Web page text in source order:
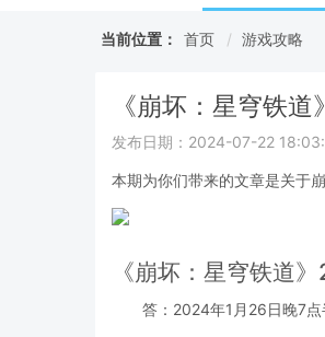
当前位置： 首页 游戏攻略
《崩坏：星穹铁
发布日期：2024-07-22
本期为你们带来的文章是关于
《崩坏：星穹铁道
答：2024年1月26日晚7点